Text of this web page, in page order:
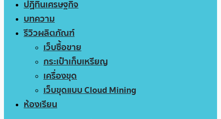
ปฏิทินเศรษฐกิจ
บทความ
รีวิวผลิตภัณฑ์
เว็บซื้อขาย
กระเป๋าเก็บเหรียญ
เครื่องขุด
เว็บขุดแบบ Cloud Mining
ห้องเรียน